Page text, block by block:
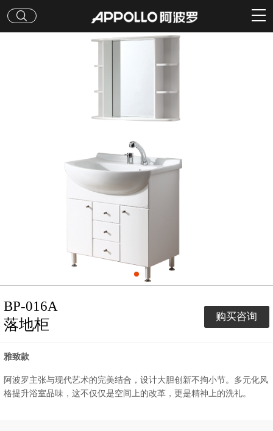
BP-016A
落地柜 购买咨询
雅致款
阿波罗主张与现代艺术的完美结合，设计大胆创新不拘小节。多元化风
格提升浴室品味，这不仅仅是空间上的改革，更是精神上的洗礼。